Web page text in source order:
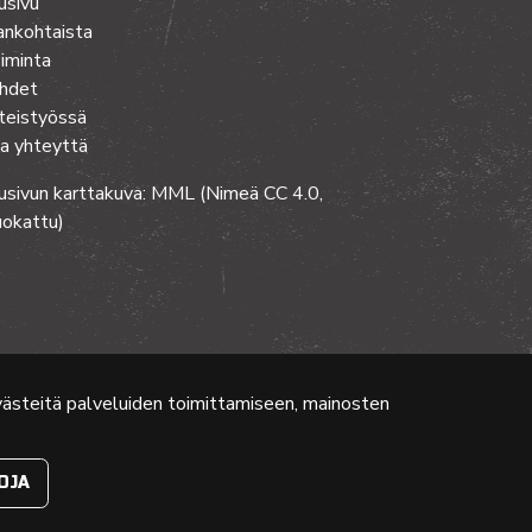
palveluiden toimittamiseen, mainosten
yhteyttä
karttakuva: MML (Nimeä CC 4.0,